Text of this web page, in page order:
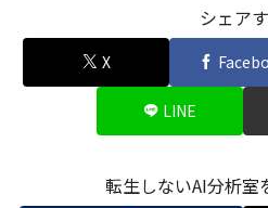
シェア
X
LINE
転生しないAI分析室